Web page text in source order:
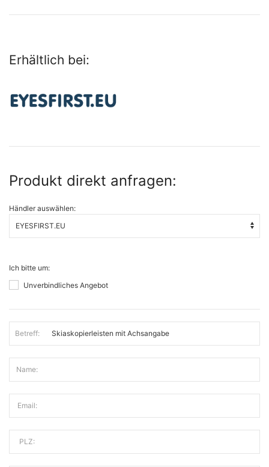
Erhältlich bei:
Produkt direkt anfragen:
Händler auswählen:
Ich bitte um:
Unverbindliches Angebot
Betreff:
Name:
Email:
PLZ: